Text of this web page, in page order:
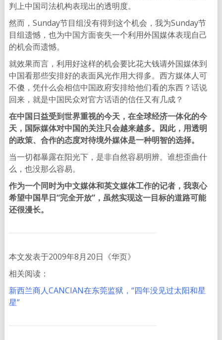
判上中国司法机构表现出的透明度。
然而，Sunday节目组没有得到这个机会，我为Sunday节
目组遗憾，也为中国方面丧失一个利用外国媒体表现自己
的机会而遗憾。
就效果而言，利用好这样的机会要比花大钱请外国媒体到
中国看那些安排好的表面风光作用大得多。西方媒体人可
不傻，凭什么会相信中国政府安排给他们看的东西？话说
回来，就是中国民众对官方话语的信任又有几成？
在中国日益受到世界重视的今天，在全球经济一体化的今
天，国际媒体对中国的关注只会越来越多。因此，用透明
的政策、合作的态度对待境外媒体是一种明智的选择。
当一切都暴露在阳光下，是非自然容易明辨。谁想歪曲什
么，也没那么容易。
作为一个同时为中文媒体和英文媒体工作的记者，我衷心
希望中国早日“完全开放”，虽然实现这一目标的道路可能
还很漫长。
本文发表于2009年8月20日《华页》
相关阅读：
新西兰商人CANCIAN在东莞监狱，“四年没见过太阳和星
星”